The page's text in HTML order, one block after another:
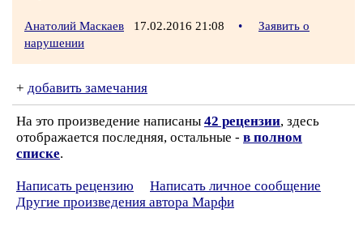
Анатолий Маскаев 17.02.2016 21:08 •
Заявить о
нарушении
+ добавить замечания
На это произведение написаны 42 рецензии, здесь
отображается последняя, остальные - в полном
списке.
Написать рецензию
Написать личное сообщение
Другие произведения автора Марфи